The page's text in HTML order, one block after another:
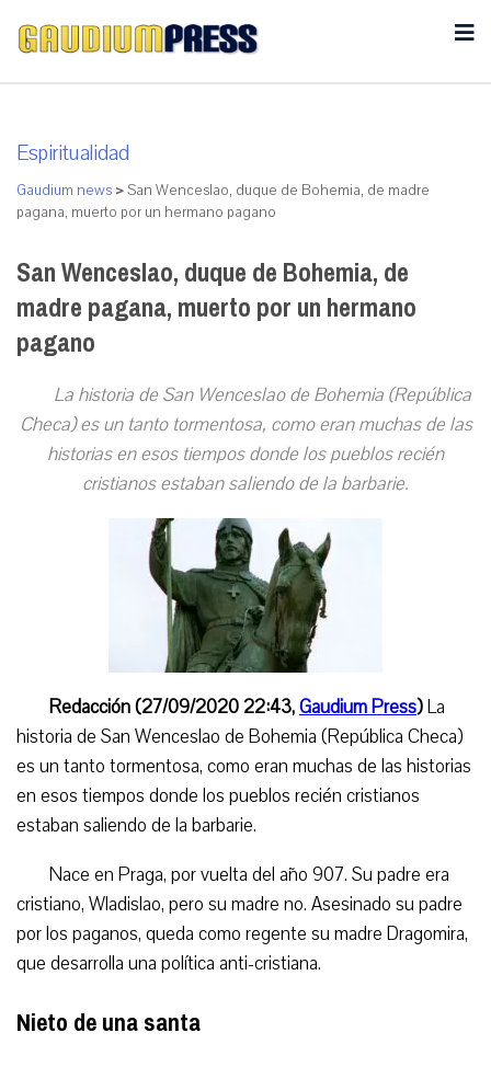
Espiritualidad
Gaudium news >San Wenceslao, duque de Bohemia, de madre
pagana, muerto por un hermano pagano
San Wenceslao, duque de Bohemia, de
madre pagana, muerto por un hermano
pagano
La historia de San Wenceslao de Bohemia (República
Checa) es un tanto tormentosa, como eran muchas de las
historias en esos tiempos donde los pueblos recién
cristianos estaban saliendo de la barbarie.
Redacción (27/09/2020 22:43,Gaudium Press)La
historia de San Wenceslao de Bohemia (República Checa)
es un tanto tormentosa, como eran muchas de las historias
en esos tiempos donde los pueblos recién cristianos
estaban saliendo de la barbarie.
Nace en Praga, por vuelta del año 907. Su padre era
cristiano, Wladislao, pero su madre no. Asesinado su padre
por los paganos, queda como regente su madre Dragomira,
que desarrolla una política anti-cristiana.
Nieto de una santa